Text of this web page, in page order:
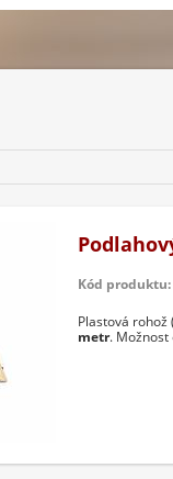
Kód produktu:
Plastová rohož
metr. Možnost